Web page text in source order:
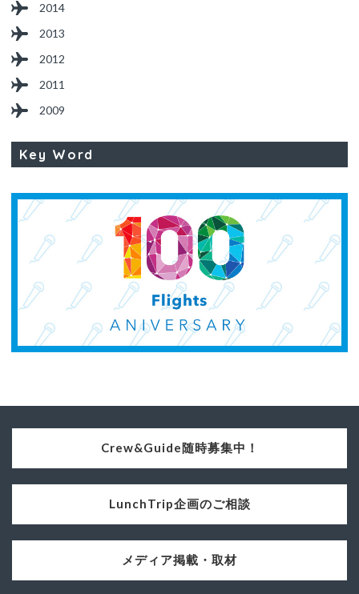
2014
2013
2012
2011
2009
Key Word
Crew&Guide随時募集中！
LunchTrip企画のご相談
メディア掲載・取材